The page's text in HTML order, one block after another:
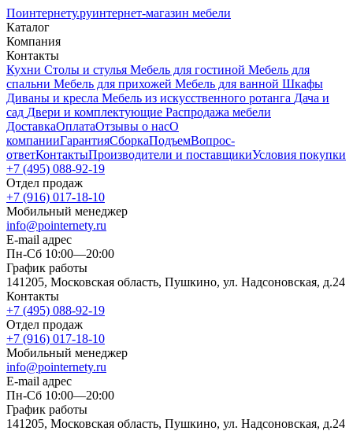
Поинтернету.руинтернет-магазин мебели
Каталог
Компания
Контакты
Кухни Столы и стулья Мебель для гостиной Мебель для
спальни Мебель для прихожей Мебель для ванной Шкафы
Диваны и кресла Мебель из искусственного ротанга Дача и
сад Двери и комплектующие Распродажа мебели
ДоставкаОплатаОтзывы о насО
компанииГарантияСборкаПодъемВопрос-
ответКонтактыПроизводители и поставщикиУсловия покупки
+7 (495) 088-92-19
Отдел продаж
+7 (916) 017-18-10
Мобильный менеджер
info@pointernety.ru
E-mail адрес
Пн-Сб 10:00—20:00
График работы
141205, Московская область, Пушкино, ул. Надсоновская, д.24
Контакты
+7 (495) 088-92-19
Отдел продаж
+7 (916) 017-18-10
Мобильный менеджер
info@pointernety.ru
E-mail адрес
Пн-Сб 10:00—20:00
График работы
141205, Московская область, Пушкино, ул. Надсоновская, д.24